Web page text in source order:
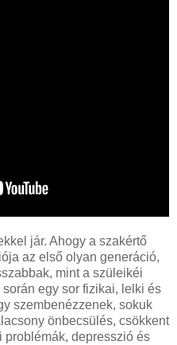
jár. Ahogy a szakértő
az első olyan generáció,
mint a szüleikéi
egy sor fizikai, lelki és
szembenézzenek, sokuk
önbecsülés, csökkent
problémák, depresszió és